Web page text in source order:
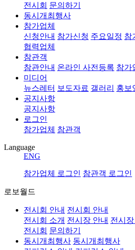
전시회 문의하기
동시개최행사
참가업체
신청안내 참가신청 주요일정 참
협력업체
참관객
참관안내 온라인 사전등록 참가
미디어
뉴스레터 보도자료 갤러리 홍보
공지사항
공지사항
로그인
참가업체 참관객
Language
ENG
참가업체 로그인 참관객 로그인
로보월드
전시회 안내 전시회 안내
전시회 소개 전시장 안내 전시장
전시회 문의하기
동시개최행사 동시개최행사